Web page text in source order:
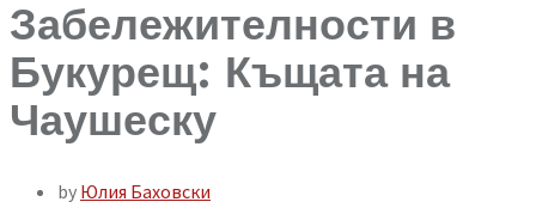
Забележителности в
Букурещ: Къщата на
Чаушеску
by Юлия Баховски